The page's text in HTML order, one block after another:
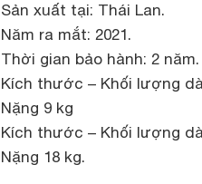
Sản xuất tại: Thái Lan.
Năm ra mắt: 2021.
Thời gian bảo hành: 2 năm.
Kích thước – Khối lượng
Nặng 9 kg
Kích thước – Khối lượng
Nặng 18 kg.